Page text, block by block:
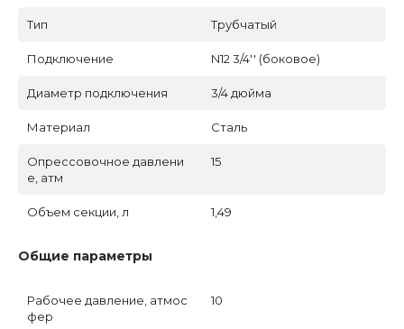
Тип Трубчатый
Подключение N12 3/4'' (боковое)
Диаметр подключения 3/4 дюйма
Материал Сталь
Опрессовочное давлени
е, атм
15
Объем секции, л 1,49
Общие параметры
Рабочее давление, атмос
фер
10